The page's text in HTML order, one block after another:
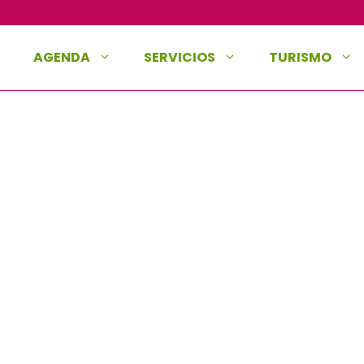
AGENDA SERVICIOS TURISMO